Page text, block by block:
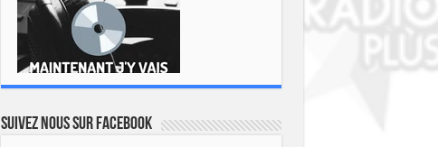
Suivez nous sur Facebook